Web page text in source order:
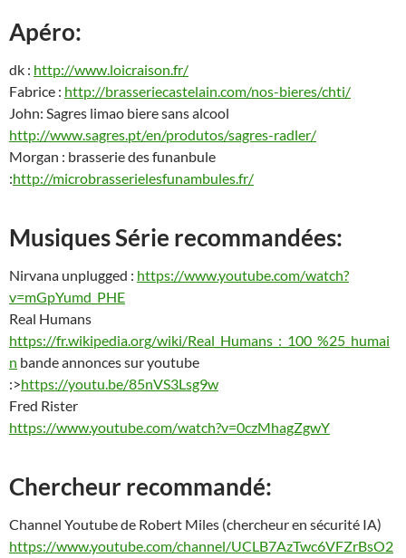
Apéro:
dk : http://www.loicraison.fr/
Fabrice : http://brasseriecastelain.com/nos-bieres/chti/
John: Sagres limao biere sans alcool
http://www.sagres.pt/en/produtos/sagres-radler/
Morgan : brasserie des funanbule
:http://microbrasserielesfunambules.fr/
Musiques Série recommandées:
Nirvana unplugged : https://www.youtube.com/watch?
v=mGpYumd_PHE
Real Humans
https://fr.wikipedia.org/wiki/Real_Humans_:_100_%25_humai
n bande annonces sur youtube
:>https://youtu.be/85nVS3Lsg9w
Fred Rister
https://www.youtube.com/watch?v=0czMhagZgwY
Chercheur recommandé:
Channel Youtube de Robert Miles (chercheur en sécurité IA)
https://www.youtube.com/channel/UCLB7AzTwc6VFZrBsO2